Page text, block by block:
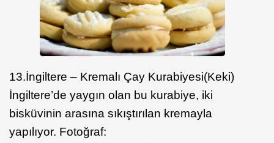
13.İngiltere – Kremalı Çay Kurabiyesi(Keki)
İngiltere’de yaygın olan bu kurabiye, iki
bisküvinin arasına sıkıştırılan kremayla
yapılıyor. Fotoğraf: